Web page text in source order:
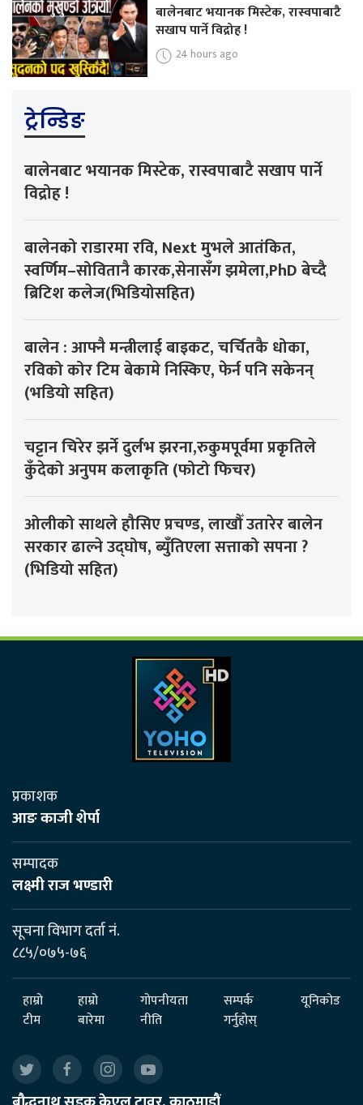
बालेनबाट भयानक मिस्टेक, रास्वपाबाटै
सखाप पार्ने विद्रोह !
24 hours ago
ट्रेन्डिङ
बालेनबाट भयानक मिस्टेक, रास्वपाबाटै सखाप पार्ने
विद्रोह !
बालेनको राडारमा रवि, Next मुभले आतंकित,
स्वर्णिम–सोवितानै कारक,सेनासँग झमेला,PhD बेच्दै
ब्रिटिश कलेज(भिडियोसहित)
बालेन : आफ्नै मन्त्रीलाई बाइकट, चर्चितकै धोका,
रविको कोर टिम बेकामे निस्किए, फेर्न पनि सकेनन्
(भडियो सहित)
चट्टान चिरेर झर्ने दुर्लभ झरना,रुकुमपूर्वमा प्रकृतिले
कुँदेको अनुपम कलाकृति (फोटो फिचर)
ओलीको साथले हौसिए प्रचण्ड, लाखौँ उतारेर बालेन
सरकार ढाल्ने उद्घोष, ब्युँतिएला सत्ताको सपना ?
(भिडियो सहित)
प्रकाशक
आङ काजी शेर्पा
सम्पादक
लक्ष्मी राज भण्डारी
सूचना विभाग दर्ता नं.
८८५/०७५-७६
हाम्रो
टीम
हाम्रो
बारेमा
गोपनीयता
नीति
सम्पर्क
गर्नुहोस्
यूनिकोड